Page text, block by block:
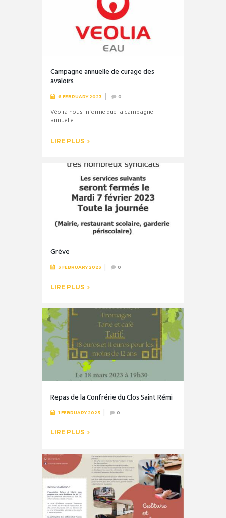
Campagne annuelle de curage des
avaloirs
6 FEBRUARY 2023 0
Véolia nous informe que la campagne
annuelle...
LIRE PLUS
Grève
3 FEBRUARY 2023 0
LIRE PLUS
Repas de la Confrérie du Clos Saint Rémi
1 FEBRUARY 2023 0
LIRE PLUS